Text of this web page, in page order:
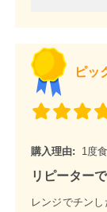
ピッ
購入理由: 1度
リピーターで
レンジでチン